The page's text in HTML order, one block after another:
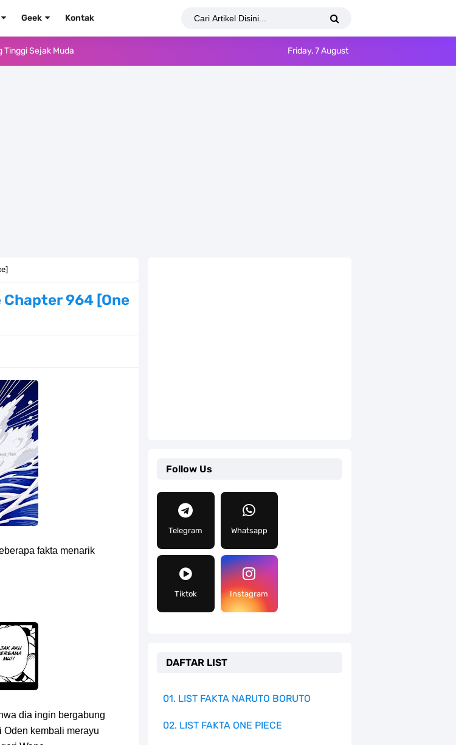
Geek Kontak
Tinggi Sejak Muda
Caranya Disini
Kamu Termasuk
Pasifik Barat
Lakukan Sendiri
Borgol Milik Loki
Indonesia
Bersama Keluarga
Sama Sekali
Penjara Udon
Poster Konser
Laut
Sangat Beragam
Friday, 7 August
Chapter 964 [One
fakta menarik
dia ingin bergabung
kembali merayu
Follow Us
Telegram Whatsapp
Tiktok Instagram
DAFTAR LIST
01. LIST FAKTA NARUTO BORUTO
02. LIST FAKTA ONE PIECE